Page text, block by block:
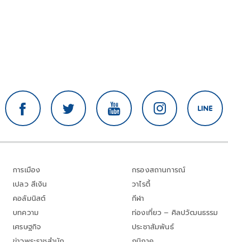
การเมือง
เปลว สีเงิน
คอลัมนิสต์
บทความ
เศรษฐกิจ
กรองสถานการณ์
วาไรตี้
กีฬา
ท่องเที่ยว – ศิลปวัฒนธรรม
ประชาสัมพันธ์